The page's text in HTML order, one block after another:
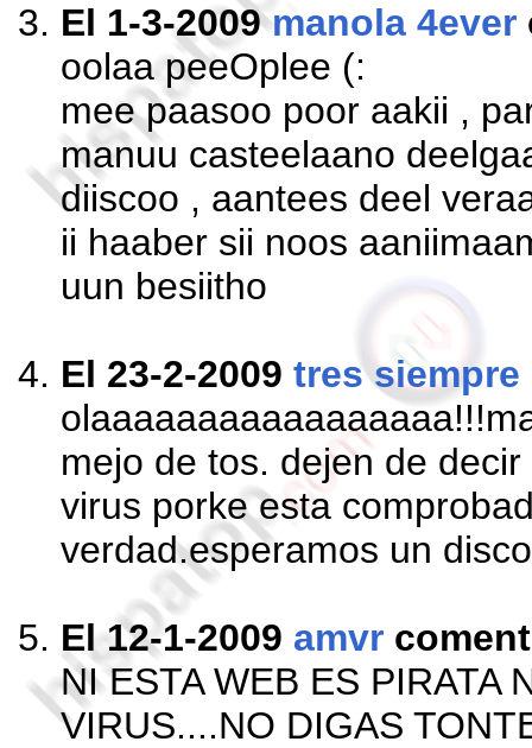
El 1-3-2009manola 4ever
oolaa peeOplee (:
mee paasoo poor aakii ,
manuu casteelaano
diiscoo , aantees deel
ii haaber sii noos
uun besiitho
El 23-2-2009 tres siempre
mejo de tos. dejen de
virus porke esta
verdad.esperamos un
El 12-1-2009 amvr
NI ESTA WEB ES PIRATA
VIRUS....NO DIGAS